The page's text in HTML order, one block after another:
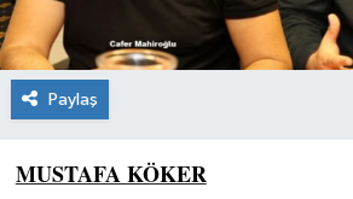
Paylaş
MUSTAFA KÖKER